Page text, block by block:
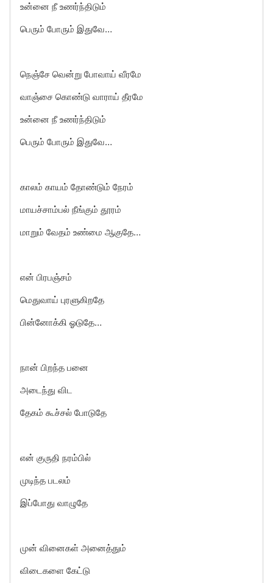
உன்னை நீ உணர்ந்திடும்
பெரும் போரும் இதுவே…
நெஞ்சே வென்று போவாய் வீரமே
வாஞ்சை கொண்டு வாராய் தீரமே
உன்னை நீ உணர்ந்திடும்
பெரும் போரும் இதுவே…
காலம் காயம் தோண்டும் நேரம்
மாயச்சாம்பல் நீங்கும் தூரம்
மாறும் வேதம் உண்மை ஆகுதே…
என் பிரபஞ்சம்
மெதுவாய் புரளுகிறதே
பின்னோக்கி ஓடுதே…
நான் பிறந்த பனை
அடைந்து விட
தேகம் கூச்சல் போடுதே
என் குருதி நரம்பில்
முடிந்த படலம்
இப்போது வாழுதே
முன் வினைகள் அனைத்தும்
விடைகளை கேட்டு